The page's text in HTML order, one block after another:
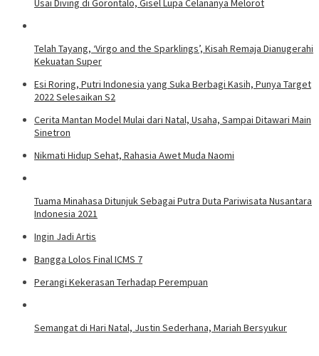
Telah Tayang, ‘Virgo and the Sparklings’, Kisah Remaja Dianugerahi
Kekuatan Super
Esi Roring, Putri Indonesia yang Suka Berbagi Kasih, Punya Target
2022 Selesaikan S2
Cerita Mantan Model Mulai dari Natal, Usaha, Sampai Ditawari Main
Sinetron
Nikmati Hidup Sehat, Rahasia Awet Muda Naomi
Tuama Minahasa Ditunjuk Sebagai Putra Duta Pariwisata Nusantara
Indonesia 2021
Ingin Jadi Artis
Bangga Lolos Final ICMS 7
Perangi Kekerasan Terhadap Perempuan
Semangat di Hari Natal, Justin Sederhana, Mariah Bersyukur